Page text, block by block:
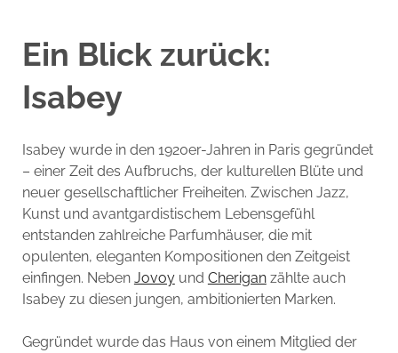
Ein Blick zurück:
Isabey
Isabey wurde in den 1920er-Jahren in Paris gegründet
– einer Zeit des Aufbruchs, der kulturellen Blüte und
neuer gesellschaftlicher Freiheiten. Zwischen Jazz,
Kunst und avantgardistischem Lebensgefühl
entstanden zahlreiche Parfumhäuser, die mit
opulenten, eleganten Kompositionen den Zeitgeist
einfingen. Neben Jovoyund Cheriganzählte auch
Isabey zu diesen jungen, ambitionierten Marken.
Gegründet wurde das Haus von einem Mitglied der